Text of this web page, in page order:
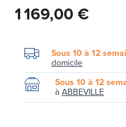
1 169,00 €
Sous 10 à 12
domicile
Sous 10 à 12
à ABBEVILLE